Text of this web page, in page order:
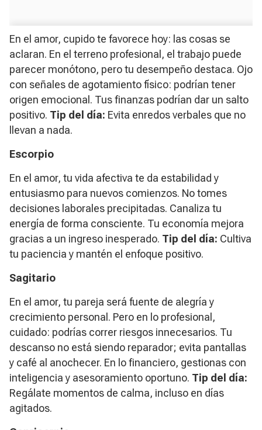
En el amor, cupido te favorece hoy: las cosas se
aclaran. En el terreno profesional, el trabajo puede
parecer monótono, pero tu desempeño destaca. Ojo
con señales de agotamiento físico: podrían tener
origen emocional. Tus finanzas podrían dar un salto
positivo. Tip del día: Evita enredos verbales que no
llevan a nada.
Escorpio
En el amor, tu vida afectiva te da estabilidad y
entusiasmo para nuevos comienzos. No tomes
decisiones laborales precipitadas. Canaliza tu
energía de forma consciente. Tu economía mejora
gracias a un ingreso inesperado. Tip del día: Cultiva
tu paciencia y mantén el enfoque positivo.
Sagitario
En el amor, tu pareja será fuente de alegría y
crecimiento personal. Pero en lo profesional,
cuidado: podrías correr riesgos innecesarios. Tu
descanso no está siendo reparador; evita pantallas
y café al anochecer. En lo financiero, gestionas con
inteligencia y asesoramiento oportuno. Tip del día:
Regálate momentos de calma, incluso en días
agitados.